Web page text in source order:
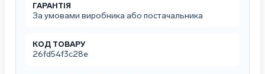
ГАРАНТІЯ
За умовами виробника або постачальника
КОД ТОВАРУ
26fd54f3c28e